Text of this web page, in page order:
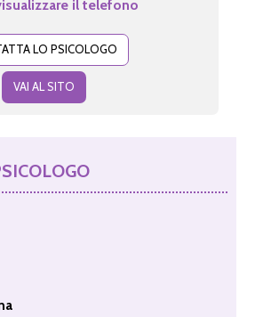
il telefono
LO PSICOLOGO
VAI AL SITO